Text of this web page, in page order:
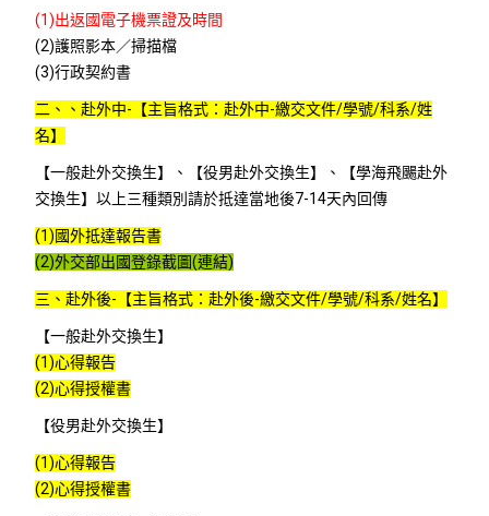
(1)出返國電子機票證及時間
(2)護照影本／掃描檔
(3)行政契約書
二、、赴外中- 【主旨格式：赴外中-繳交文件/學號/科系/姓
名】
【一般赴外交換生】、【役男赴外交換生】、【學海飛颺赴外
交換生】以上三種類別請於抵達當地後7-14天內回傳
(1)國外抵達報告書
(2)外交部出國登錄截圖(連結)
三、赴外後- 【主旨格式：赴外後-繳交文件/學號/科系/姓名】
【一般赴外交換生】
(1)心得報告
(2)心得授權書
【役男赴外交換生】
(1)心得報告
(2)心得授權書